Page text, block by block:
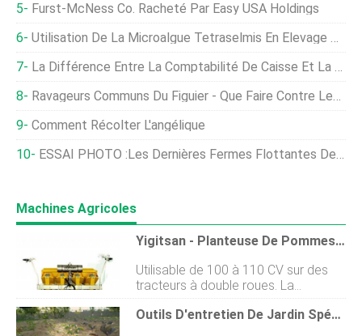
Furst-McNess Co. Racheté Par Easy USA Holdings
Utilisation De La Microalgue Tetraselmis En Élevage De Crevettes
La Différence Entre La Comptabilité De Caisse Et La Comptabilité D'exercice
Ravageurs Communs Du Figuier - Que Faire Contre Les Parasites Sur Les Figuiers
Comment Récolter L'angélique
ESSAI PHOTO :Les Dernières Fermes Flottantes De Mexico
Machines Agricoles
Yigitsan - Planteuse De Pommes De Terre Entièrement Automatique À Quatre Rangées
Utilisable de 100 à 110 CV sur des
tracteurs à double roues. La
couverture des ailes peut être
ajustée en trois dimensions. Réglage
Outils D'entretien De Jardin Spécialisés Qui Facilitent Les Travaux De Jardinage